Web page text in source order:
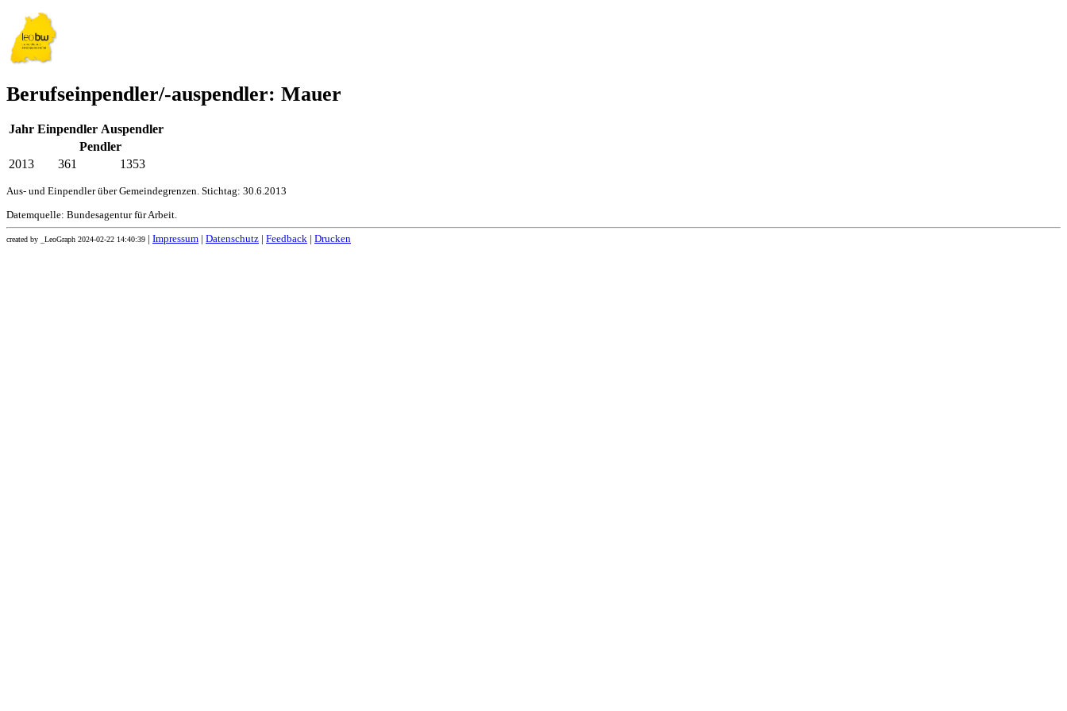
Berufseinpendler/-auspendler: Mauer
Jahr Einpendler Auspendler
Pendler
2013
361 1353
Aus- und Einpendler über Gemeindegrenzen. Stichtag: 30.6.2013
Datemquelle: Bundesagentur für Arbeit.
created by _LeoGraph 2024-02-22 14:40:39 Impressum Datenschutz Feedback Drucken